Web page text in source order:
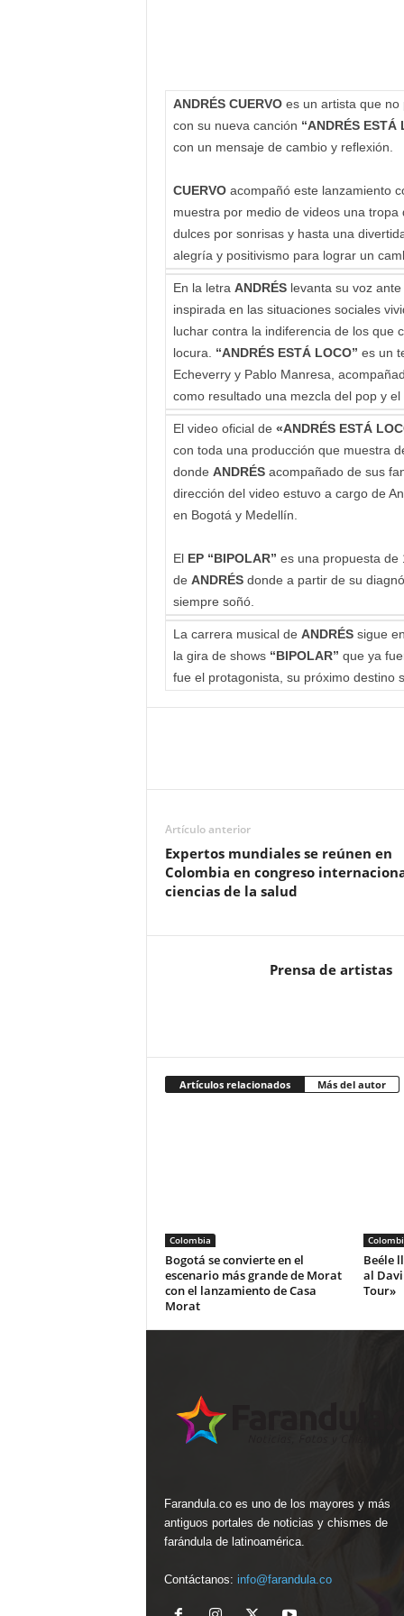
ANDRÉS CUERVOes un artista que no
con su nueva canción “ANDRÉS ESTÁ
con un mensaje de cambio y reflexión.
CUERVOacompañó este lanzamiento
muestra por medio de videos una
dulces por sonrisas y hasta una
alegría y positivismo para lograr un
En la letra ANDRÉSlevanta su voz ante
inspirada en las situaciones sociales
luchar contra la indiferencia de los que
locura. “ANDRÉS ESTÁ LOCO” es un
Echeverry y Pablo Manresa,
como resultado una mezcla del pop y el
El video oficial de «ANDRÉS ESTÁ
con toda una producción que muestra
donde ANDRÉS acompañado de sus
dirección del video estuvo a cargo de
en Bogotá y Medellín.
El EP “BIPOLAR” es una propuesta de
de ANDRÉSdonde a partir de su
siempre soñó.
La carrera musical de ANDRÉS sigue
la gira de shows“BIPOLAR” que ya
fue el protagonista, su próximo destino
Artículo anterior
Expertos mundiales se reúnen en
Colombia en congreso
ciencias de la salud
Prensa de artistas
Artículos relacionados Más del autor
Colombia
Bogotá se convierte en el
escenario más grande de Morat
con el lanzamiento de Casa
Morat
Beéle
al
Tour»
Farandula.co es uno de los mayores y más
antiguos portales de noticias y chismes de
farándula de latinoamérica.
Contáctanos: info@farandula.co